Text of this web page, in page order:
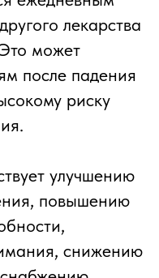
лекарства
может
после падения
риску
улучшению
повышению
снижению